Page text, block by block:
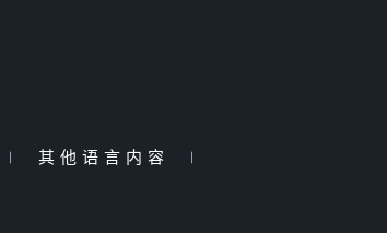
| 其他语言内容 |